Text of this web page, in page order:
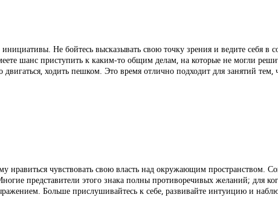
Не бойтесь высказывать свою точку зрения и ведите себя в
шанс приступить к каким-то общим делам, на которые не могли
двигаться, ходить пешком. Это время отлично подходит для занятий тем,
нравиться чувствовать свою власть над окружающим пространством.
представители этого знака полны противоречивых желаний; для
Больше прислушивайтесь к себе, развивайте интуицию и